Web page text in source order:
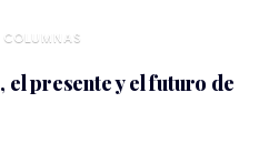
el presente y el futuro de